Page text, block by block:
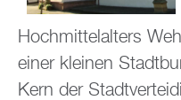
Hoch­mit­tel­al­ters
einer klei­nen
Kern der